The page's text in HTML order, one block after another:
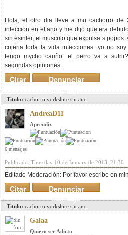
Hola, el otro dia lleve a mu cachorro de
infeccion en el ano y me dijo que era
sin esinfer, el musculo que expulsa s
cojeria toda la vida infecciones. yo no
tengo mycho cariño. el perro va a
segundas opiniones..
Denunciar
mensaje
Citar
Titulo: cachorro yorkshire sin ano
AndreaD11
Aprendiz
6 mensajes
Publicado: Thursday 10 de January de 2013, 21:30
Editado Moderación: Por favor escribe en
Denunciar
mensaje
Citar
Titulo: cachorro yorkshire sin ano
Galaa
Quiero ser Adicto